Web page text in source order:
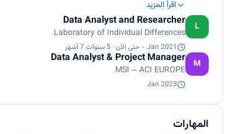
اقرأ المزيد
L
Data Analyst and Researcher
Laboratory of Individual Differences
Jan 2021 - حتى الآن · 5 سنوات 7 أشهر
M
Data Analyst & Project Manager
MSI – ACI EUROPE
Jan 2023
المهارات